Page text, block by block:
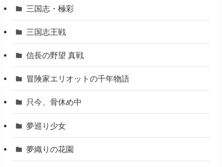
三国志・極彩
三国志王戦
信長の野望 真戦
冒険家エリオットの千年物語
只今、骨休め中
夢巡り少女
夢織りの花園